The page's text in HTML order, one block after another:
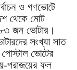
ও গণভোটে
থেকে মোট
জন ভোটার।
সংখ্যা সাত
ভোটের
পরাজয়ের ফল